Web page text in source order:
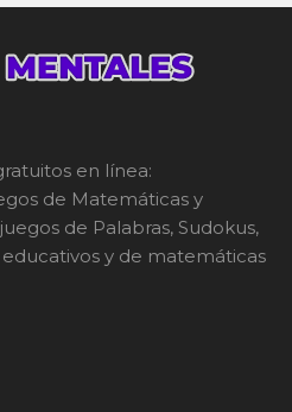
en línea:
de Matemáticas y
de Palabras, Sudokus,
y de matemáticas